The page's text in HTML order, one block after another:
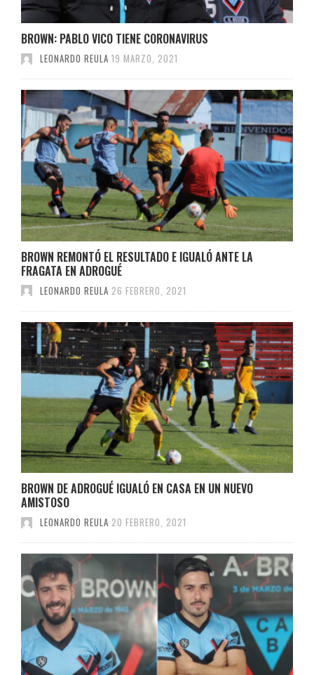
BROWN: PABLO VICO TIENE CORONAVIRUS
LEONARDO REULA 19 MARZO, 2021
BROWN REMONTÓ EL RESULTADO E IGUALÓ ANTE LA
FRAGATA EN ADROGUÉ
LEONARDO REULA 26 FEBRERO, 2021
BROWN DE ADROGUÉ IGUALÓ EN CASA EN UN NUEVO
AMISTOSO
LEONARDO REULA 20 FEBRERO, 2021